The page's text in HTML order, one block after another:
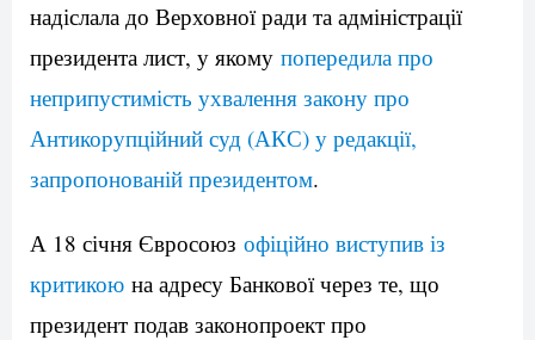
надіслала до Верховної ради та адміністрації
президента лист, у якому попередила про
неприпустимість ухвалення закону про
Антикорупційний суд (АКС) у редакції,
запропонованій президентом.
А 18 січня Євросоюз офіційно виступив із
критикою на адресу Банкової через те, що
президент подав законопроект про